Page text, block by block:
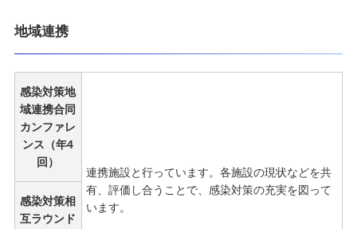
地域連携
感染対策地
域連携合同
カンファレ
ンス（年4
回）
連携施設と行っています。各施設の現状などを共
有、評価し合うことで、感染対策の充実を図って
います。
感染対策相
互ラウンド